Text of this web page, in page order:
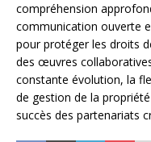
compréhension
communication ouverte
pour protéger les droits
des œuvres
constante évolution, la
de gestion de la
succès des partenariats